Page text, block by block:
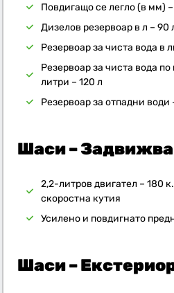
Повдигащо се легло (в мм)
Дизелов резервоар в л – 90
Резервоар за чиста вода в
Резервоар за чиста вода
литри – 120 л
Резервоар за отпадни води
Шаси –
2,2-литров двигател – 180
скоростна кутия
Усилено и повдигнато
Шаси –